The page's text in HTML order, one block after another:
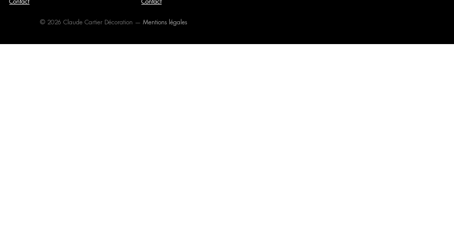
Contact
Contact
© 2026 Claude Cartier Décoration — Mentions légales